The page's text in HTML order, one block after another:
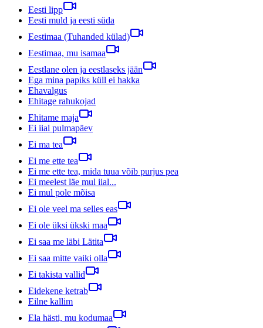
Eesti lipp
Eesti muld ja eesti süda
Eestimaa (Tuhanded külad)
Eestimaa, mu isamaa
Eestlane olen ja eestlaseks jään
Ega mina papiks küll ei hakka
Ehavalgus
Ehitage rahukojad
Ehitame maja
Ei iial pulmapäev
Ei ma tea
Ei me ette tea
Ei me ette tea, mida tuua võib purjus pea
Ei meelest läe mul iial...
Ei mul pole mõisa
Ei ole veel ma selles eas
Ei ole üksi ükski maa
Ei saa me läbi Lätita
Ei saa mitte vaiki olla
Ei takista vallid
Eidekene ketrab
Eilne kallim
Ela hästi, mu kodumaa